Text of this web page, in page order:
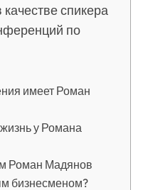
спикера
по
имеет Роман
у Романа
Роман Мадянов
бизнесменом?